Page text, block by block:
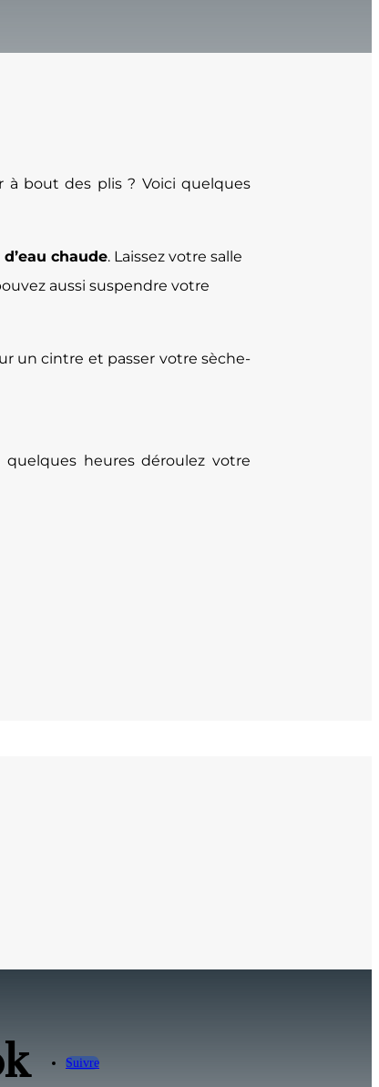
à bout des plis ? Voici quelques
chaude. Laissez votre salle
aussi suspendre votre
un cintre et passer votre sèche-
heures déroulez votre
Suivre